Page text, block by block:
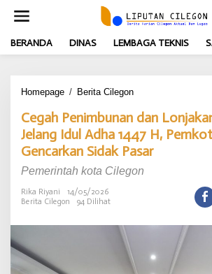
t
BERANDA DINAS LEMBAGA TEKNIS
Homepage / Berita Cilegon
g
a
h
P
e
n
Cegah Penimbunan dan
Jelang Idul Adha 1447 H,
Gencarkan Sidak Pasar
Pemerintah kota Cilegon
Rika Riyani
14/05/2026
Berita Cilegon
94 Dilihat